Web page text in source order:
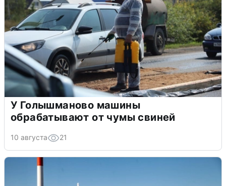
У Голышманово машины
обрабатывают от чумы свиней
10 августа 21